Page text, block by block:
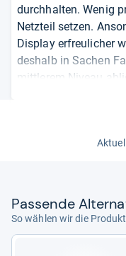
durchhalten. Wenig
Netzteil setzen.
Display erfreulicher
deshalb in Sachen
mittlerem Niveau
dessen
aufnehmen lässt,
Sprachsteuerung,
zusätzliche
Pas­sende
So wählen wir die